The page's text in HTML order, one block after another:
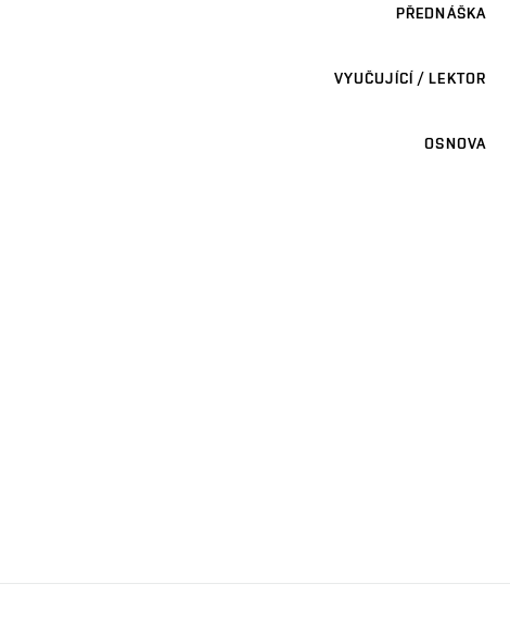
PŘEDNÁŠKA
VYUČUJÍCÍ / LEKTOR
OSNOVA